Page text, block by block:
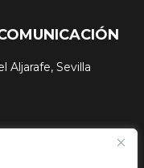
Aljarafe, Sevilla